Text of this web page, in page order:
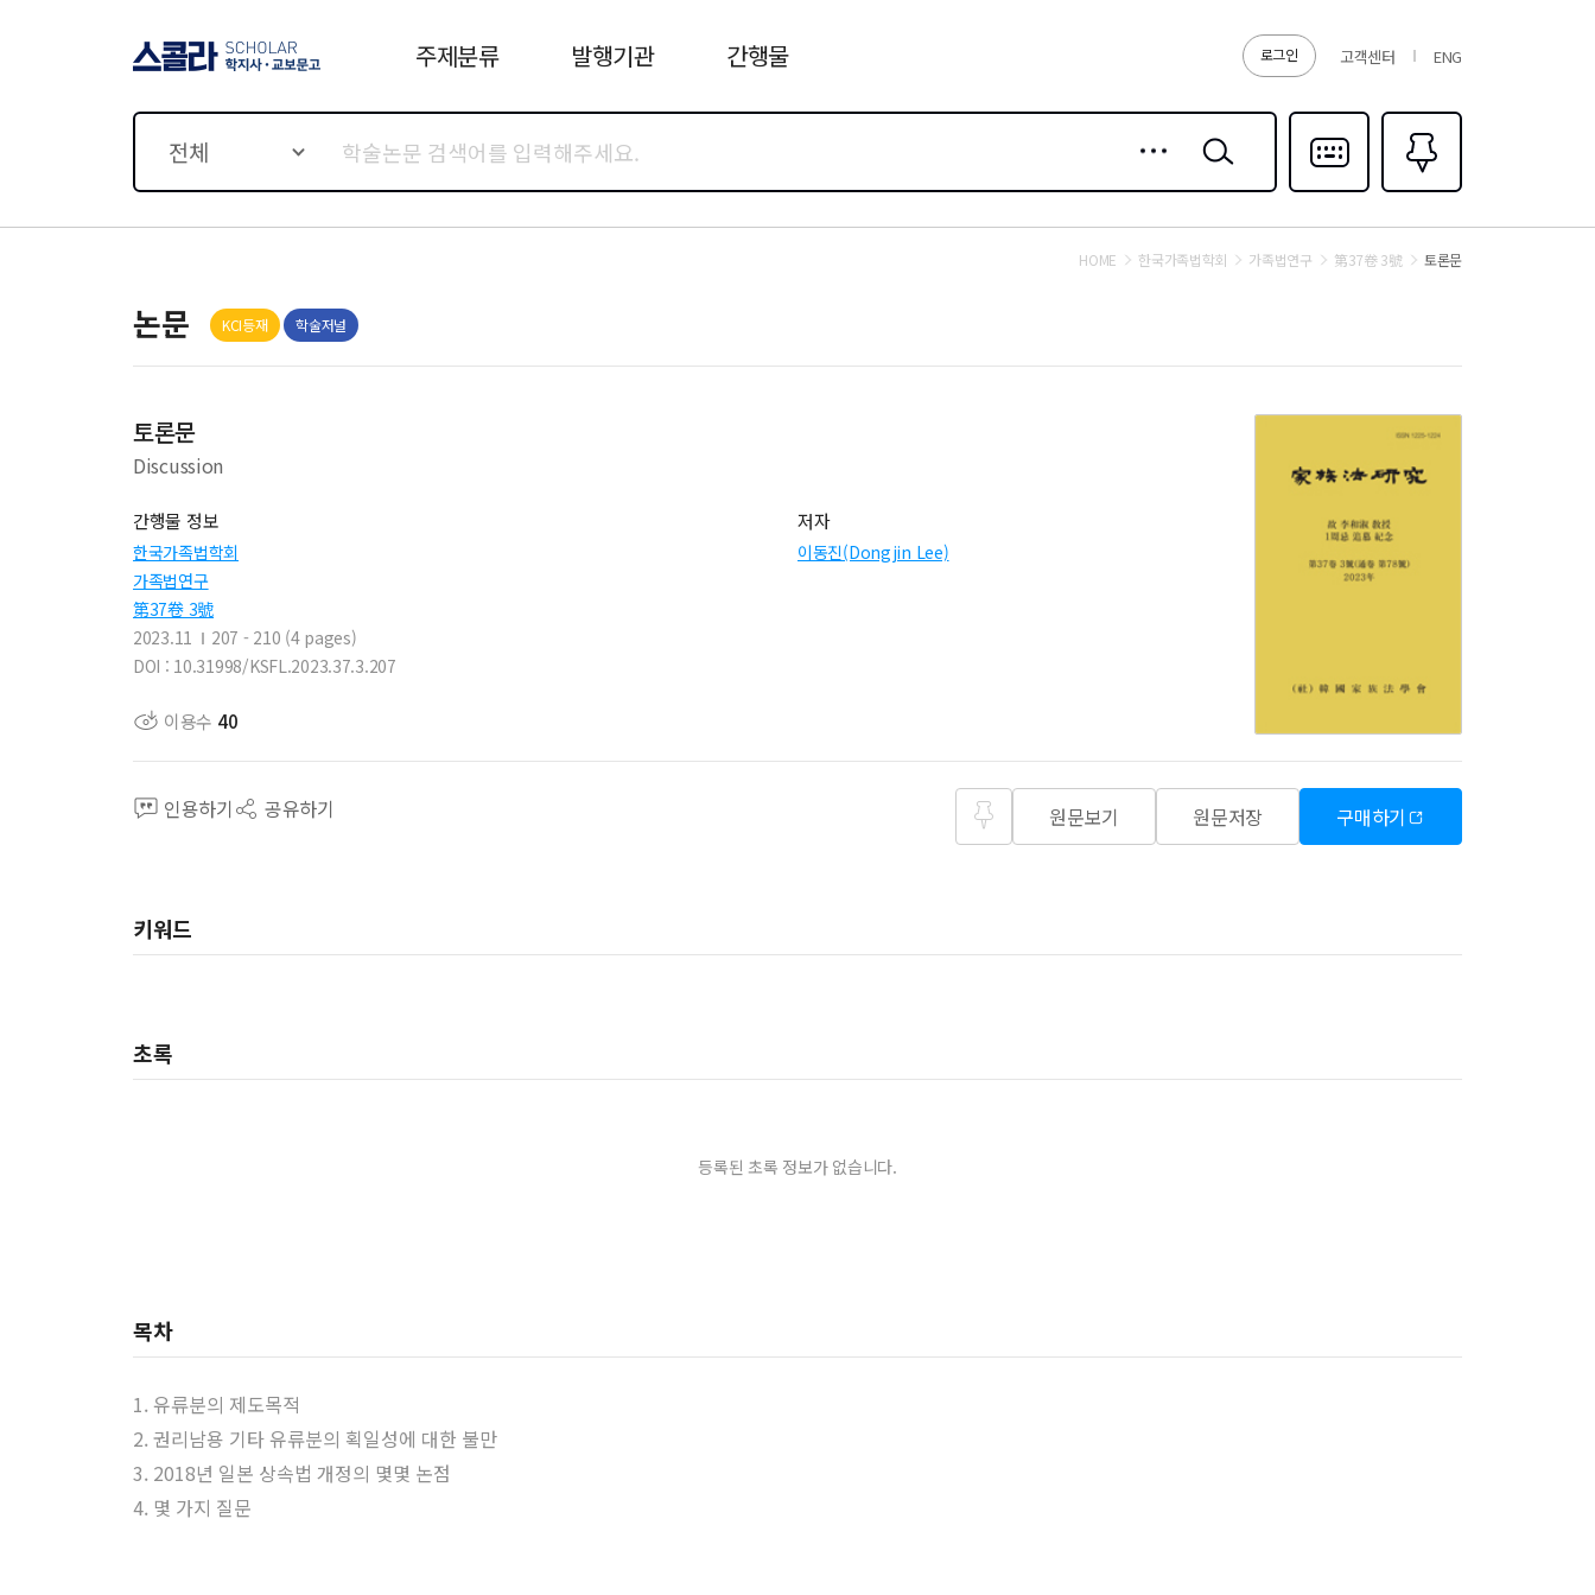
로그인 고객센터 ENG
주제분류 발행기관 간행물
전체
검색
다국어입력
즐겨찾기0
HOME 한국가족법학회 가족법연구 第37卷 3號 토론문
논문 KCI등재 학술저널
토론문
Discussion
간행물 정보
한국가족법학회
가족법연구
第37卷 3號
2023.11
207 - 210 (4 pages)
DOI : 10.31998/KSFL.2023.37.3.207
저자
이동진(Dongjin Lee)
이용수 40
인용하기 공유하기 원문보기 원문저장 구매하기
키워드
초록
등록된 초록 정보가 없습니다.
목차
1. 유류분의 제도목적
2. 권리남용 기타 유류분의 획일성에 대한 불만
3. 2018년 일본 상속법 개정의 몇몇 논점
4. 몇 가지 질문